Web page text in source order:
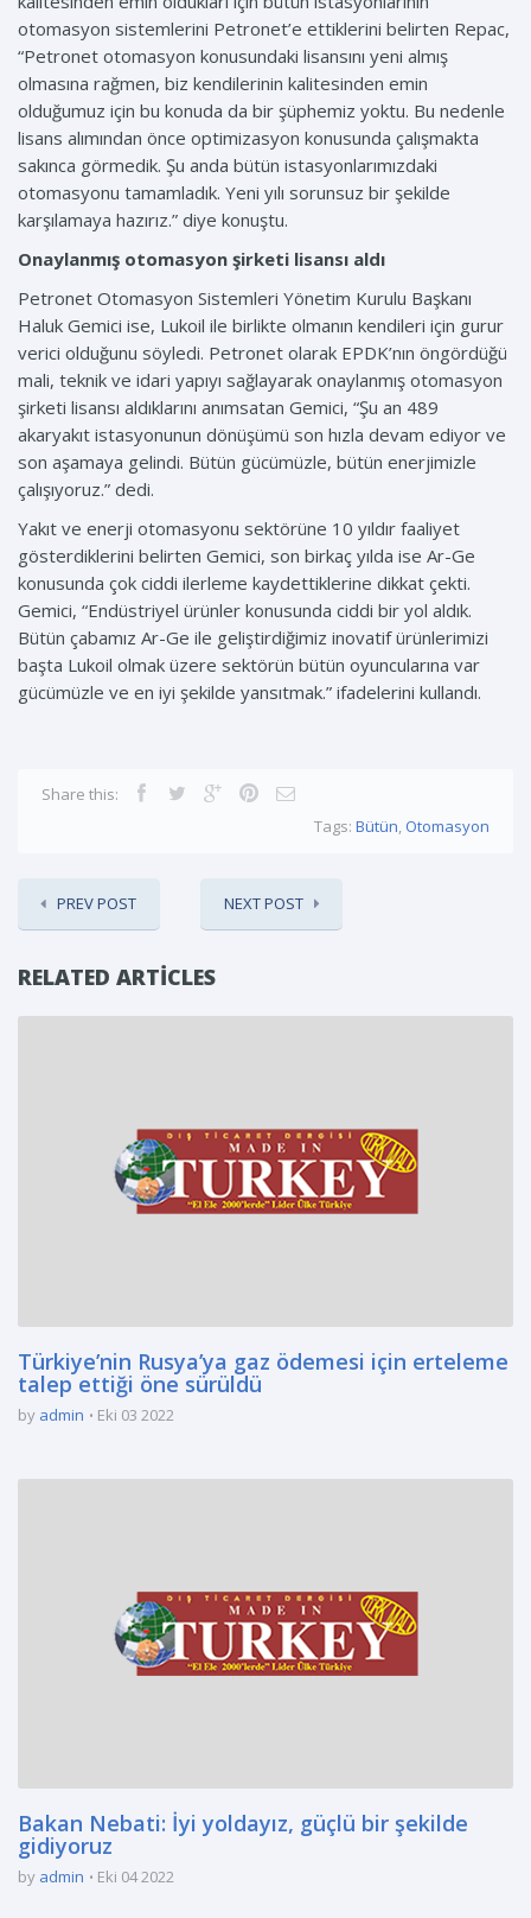
otomasyon sistemlerini Petronet’e ettiklerini belirten Repac,
“Petronet otomasyon konusundaki lisansını yeni almış
olmasına rağmen, biz kendilerinin kalitesinden emin
olduğumuz için bu konuda da bir şüphemiz yoktu. Bu nedenle
lisans alımından önce optimizasyon konusunda çalışmakta
sakınca görmedik. Şu anda bütün istasyonlarımızdaki
otomasyonu tamamladık. Yeni yılı sorunsuz bir şekilde
karşılamaya hazırız.” diye konuştu.
Onaylanmış otomasyon şirketi lisansı aldı
Petronet Otomasyon Sistemleri Yönetim Kurulu Başkanı
Haluk Gemici ise, Lukoil ile birlikte olmanın kendileri için gurur
verici olduğunu söyledi. Petronet olarak EPDK’nın öngördüğü
mali, teknik ve idari yapıyı sağlayarak onaylanmış otomasyon
şirketi lisansı aldıklarını anımsatan Gemici, “Şu an 489
akaryakıt istasyonunun dönüşümü son hızla devam ediyor ve
son aşamaya gelindi. Bütün gücümüzle, bütün enerjimizle
çalışıyoruz.” dedi.
Yakıt ve enerji otomasyonu sektörüne 10 yıldır faaliyet
gösterdiklerini belirten Gemici, son birkaç yılda ise Ar-Ge
konusunda çok ciddi ilerleme kaydettiklerine dikkat çekti.
Gemici, “Endüstriyel ürünler konusunda ciddi bir yol aldık.
Bütün çabamız Ar-Ge ile geliştirdiğimiz inovatif ürünlerimizi
başta Lukoil olmak üzere sektörün bütün oyuncularına var
gücümüzle ve en iyi şekilde yansıtmak.” ifadelerini kullandı.
Share this:
Tags: Bütün, Otomasyon
PREV POST NEXT POST
RELATED ARTICLES
Türkiye’nin Rusya’ya gaz ödemesi için erteleme
talep ettiği öne sürüldü
by admin Eki 03 2022
Bakan Nebati: İyi yoldayız, güçlü bir şekilde
gidiyoruz
by admin Eki 04 2022